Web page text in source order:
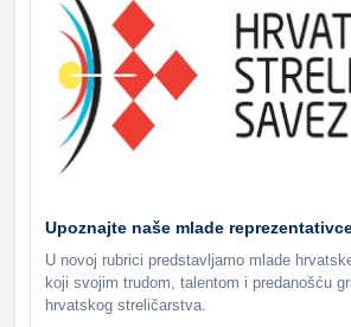
Upoznajte naše mlade
U novoj rubrici predstavljamo mlade
koji svojim trudom, talentom i predanošću
hrvatskog streličarstva.